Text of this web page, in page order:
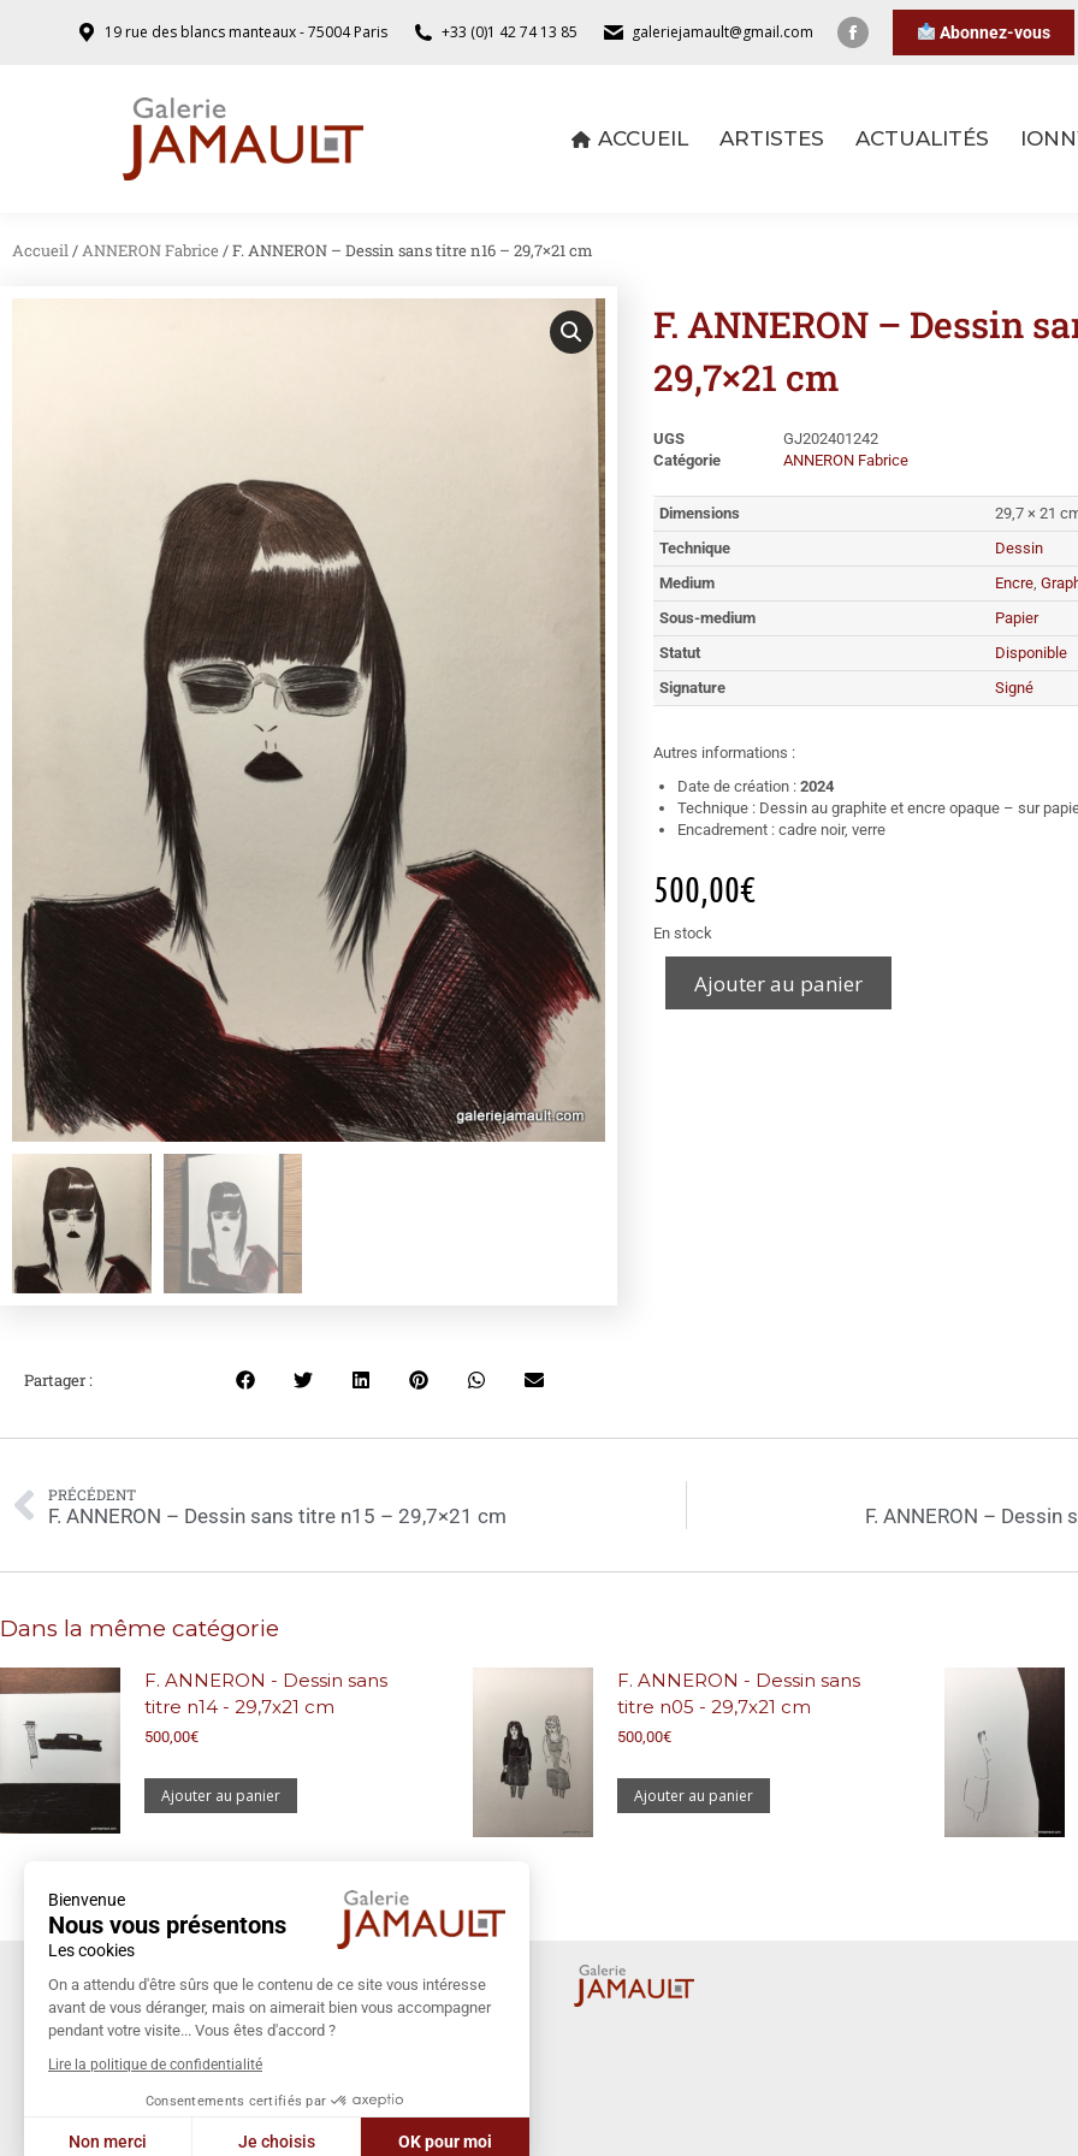
Bienvenue
Nous vous présentons
Les cookies
On a attendu d'être sûrs que le contenu de ce site vous intéresse
avant de vous déranger, mais on aimerait bien vous accompagner
pendant votre visite... Vous êtes d'accord ?
Lire la politique de confidentialité
Consentements certifiés par
Non merci Je choisis OK pour moi
19 rue des blancs manteaux - 75004 Paris +33 (0)1 42 74 13 85 galeriejamault@gmail.com Abonnez-vous
ACCUEIL ARTISTES ACTUALITÉS
Accueil / ANNERON Fabrice / F. ANNERON – Dessin sans titre n16 – 29,7×21 cm
F. ANNERON – Dessin
29,7×21 cm
UGS
GJ202401242
Catégorie
ANNERON Fabrice
Dimensions
29,7 × 21
Technique
Dessin
Medium
Encre,
Sous-medium
Papier
Statut
Disponible
Signature
Signé
Autres informations :
Date de création : 2024
Technique : Dessin au graphite et encre opaque – sur
Encadrement : cadre noir, verre
500,00€
En stock
Ajouter au panier
Partager :
PRÉCÉDENT
F. ANNERON – Dessin sans titre n15 – 29,7×21 cm F. ANNERON –
Dans la même catégorie
F. ANNERON - Dessin sans
titre n14 - 29,7x21 cm
500,00€
Ajouter au panier
F. ANNERON - Dessin sans
titre n05 - 29,7x21 cm
500,00€
Ajouter au panier
Coordonnées
Galerie Jamault
galeriejamault@gmail.com